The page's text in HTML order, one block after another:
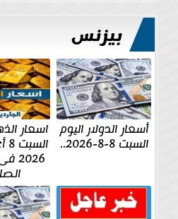
بيزنس
أسعار الدولار اليوم
السبت 8-8-2026..
اسعار